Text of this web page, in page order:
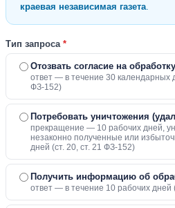
краевая независимая газета.
Тип запроса *
Отозвать согласие на
ответ — в течение 30 календарных
ФЗ-152)
Потребовать уничтожения
прекращение — 10 рабочих дней,
незаконно полученные или
дней (ст. 20, ст. 21 ФЗ-152)
Получить информацию об
ответ — в течение 10 рабочих дней